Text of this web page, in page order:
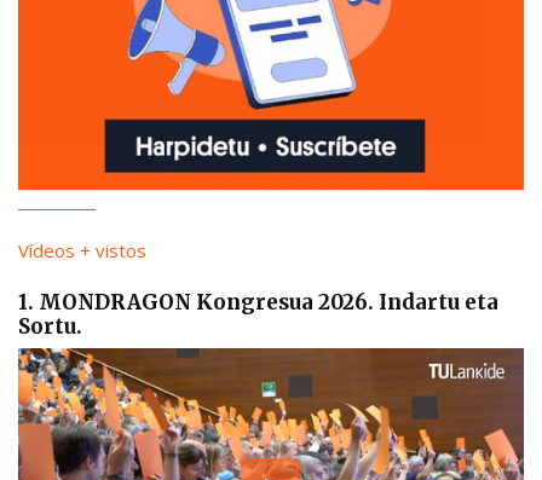
Vídeos + vistos
1. MONDRAGON Kongresua 2026. Indartu eta
Sortu.